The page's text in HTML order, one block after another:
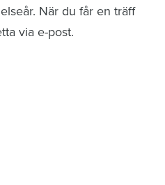
När du får en träff
via e-post.